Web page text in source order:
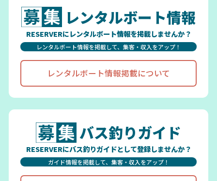
レンタルボート情報
RESERVERにレンタルボート情報を掲載しませんか？
レンタルボート情報を掲載して、集客・収入をアップ！
レンタルボート情報掲載について
バス釣りガイド
RESERVERにバス釣りガイドとして登録しませんか？
ガイド情報を掲載して、集客・収入をアップ！